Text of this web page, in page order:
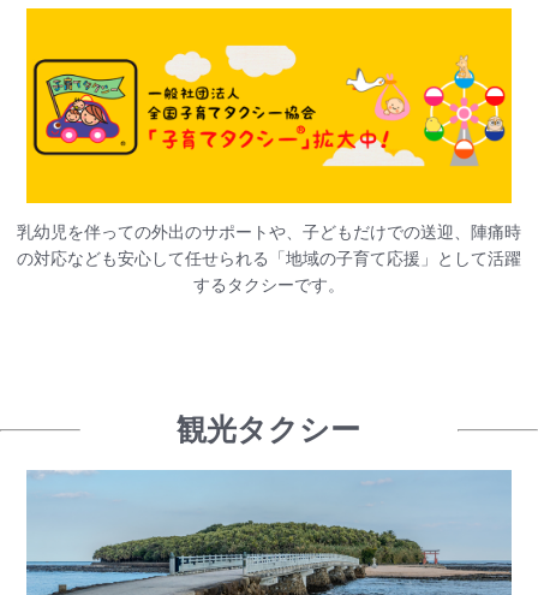
乳幼児を伴っての外出のサポートや、子どもだけでの送迎、陣痛時
の対応なども安心して任せられる「地域の子育て応援」として活躍
するタクシーです。
観光タクシー